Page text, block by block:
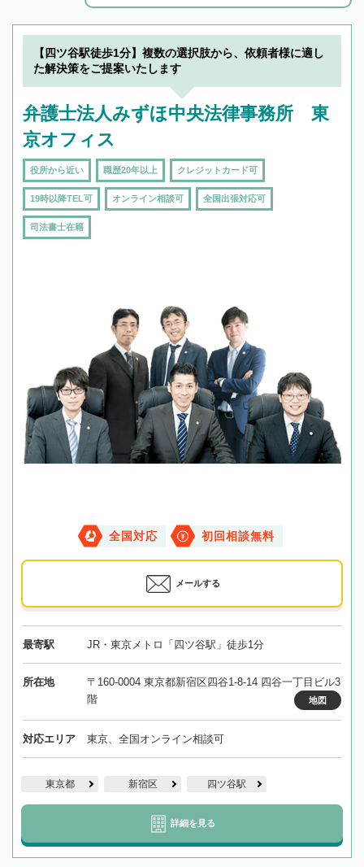
解決のみならず相続をトータルで任せることが
できます。また、相続は感情がからむ分野なの
でフィーリングも重要です。実際に電話や面談
で複数の弁護士と会話をしてウマが合う方に依
【四ツ谷駅徒歩1分】複数の選択肢から、依頼者様に適し
た解決策をご提案いたします
弁護士法人みずほ中央法律事務所 東
京オフィス
役所から近い 職歴20年以上 クレジットカード可
19時以降TEL可 オンライン相談可 全国出張対応可
司法書士在籍
全国対応 初回相談無料
メールする
最寄駅 JR・東京メトロ「四ツ谷駅」徒歩1分
所在地
〒160-0004 東京都新宿区四谷1-8-14 四谷一丁目ビル3
階
地図
対応エリア 東京、全国オンライン相談可
東京都 新宿区 四ツ谷駅
詳細を見る